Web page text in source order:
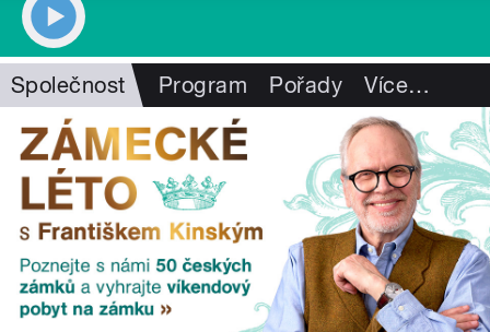
Společnost Program Pořady Více…